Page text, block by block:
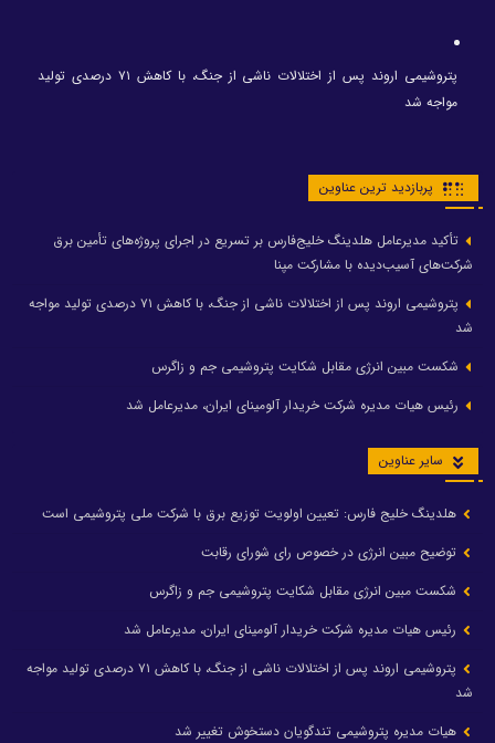
پتروشیمی اروند پس از اختلالات ناشی از جنگ، با کاهش ۷۱ درصدی تولید
مواجه شد
پربازدید ترین عناوین
تأکید مدیرعامل هلدینگ خلیج‌فارس بر تسریع در اجرای پروژه‌های تأمین برق
شرکت‌های آسیب‌دیده با مشارکت مپنا
پتروشیمی اروند پس از اختلالات ناشی از جنگ، با کاهش ۷۱ درصدی تولید مواجه
شد
شکست مبین انرژی مقابل شکایت پتروشیمی جم و زاگرس
رئیس هیات مدیره شرکت خریدار آلومینای ایران، مدیرعامل شد
سایر عناوین
هلدینگ خلیج فارس: تعیین اولویت توزیع برق با شرکت ملی پتروشیمی است
توضیح مبین انرژی در خصوص رای شورای رقابت
شکست مبین انرژی مقابل شکایت پتروشیمی جم و زاگرس
رئیس هیات مدیره شرکت خریدار آلومینای ایران، مدیرعامل شد
پتروشیمی اروند پس از اختلالات ناشی از جنگ، با کاهش ۷۱ درصدی تولید مواجه
شد
هیات مدیره پتروشیمی تندگویان دستخوش تغییر شد